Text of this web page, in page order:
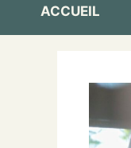
ACCUEIL